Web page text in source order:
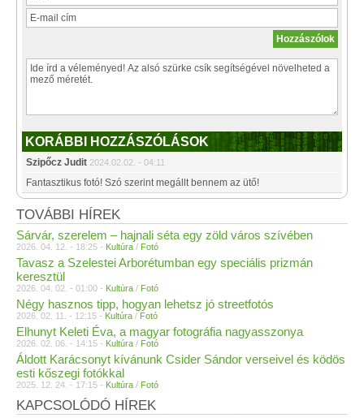
KORÁBBI HOZZÁSZÓLÁSOK
Szipőcz Judit 2024.02.02. - 04:11
Fantasztikus fotó! Szó szerint megállt bennem az ütő!
TOVÁBBI HÍREK
Sárvár, szerelem – hajnali séta egy zöld város szívében
2026. 04. 12. - 18:25 - Kultúra / Fotó
Tavasz a Szelestei Arborétumban egy speciális prizmán
keresztül
2026. 04. 02. - 01:00 - Kultúra / Fotó
Négy hasznos tipp, hogyan lehetsz jó streetfotós
2026. 02. 11. - 12:15 - Kultúra / Fotó
Elhunyt Keleti Éva, a magyar fotográfia nagyasszonya
2026. 02. 06. - 14:15 - Kultúra / Fotó
Áldott Karácsonyt kívánunk Csider Sándor verseivel és ködös
esti kőszegi fotókkal
2025. 12. 24. - 17:15 - Kultúra / Fotó
KAPCSOLÓDÓ HÍREK